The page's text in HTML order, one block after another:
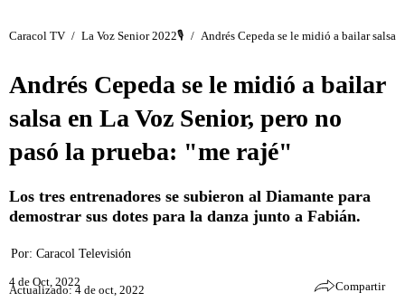
Caracol TV / La Voz Senior 2022🎙️ / Andrés Cepeda se le midió a bailar salsa
Andrés Cepeda se le midió a bailar
salsa en La Voz Senior, pero no
pasó la prueba: "me rajé"
Los tres entrenadores se subieron al Diamante para
demostrar sus dotes para la danza junto a Fabián.
Por: Caracol Televisión
4 de Oct, 2022
Actualizado: 4 de oct, 2022 Compartir